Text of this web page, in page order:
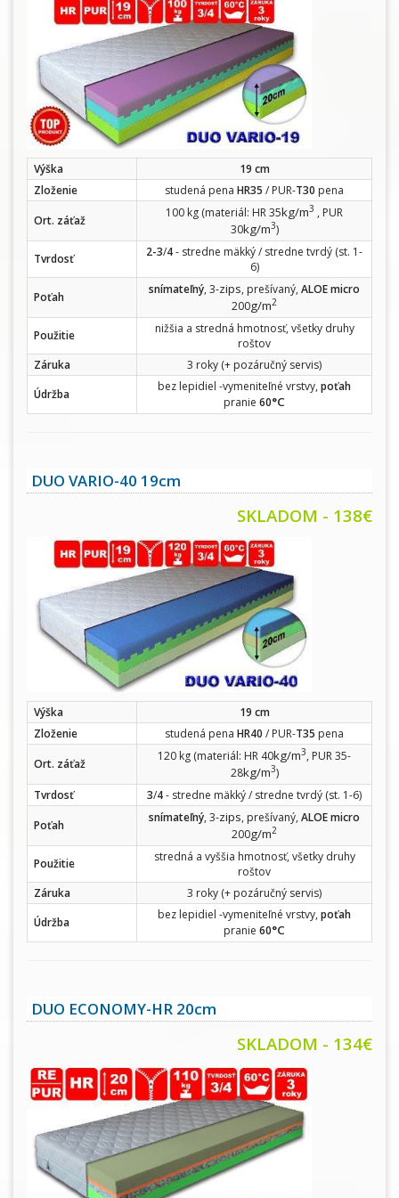
Výška
19 cm
Zloženie
studená pena HR35 / PUR-T30 pena
Ort. záťaž
100 kg (materiál: HR 35kg/m3 , PUR
30kg/m3)
Tvrdosť
2-3/4- stredne mäkký / stredne tvrdý (st. 1-
6)
Poťah
snímateľný, 3-zips, prešívaný, ALOE micro
200g/m2
Použitie
nižšia a stredná hmotnosť, všetky druhy
roštov
Záruka
3 roky (+ pozáručný servis)
Údržba
bez lepidiel -vymeniteľné vrstvy, poťah
pranie 60°C
DUO VARIO-40 19cm
SKLADOM - 138€
Výška
19 cm
Zloženie
studená pena HR40 / PUR-T35 pena
Ort. záťaž
120 kg (materiál: HR 40kg/m3, PUR 35-
28kg/m3)
Tvrdosť
3/4- stredne mäkký / stredne tvrdý (st. 1-6)
Poťah
snímateľný, 3-zips, prešívaný, ALOE micro
200g/m2
Použitie
stredná a vyššia hmotnosť, všetky druhy
roštov
Záruka
3 roky (+ pozáručný servis)
Údržba
bez lepidiel -vymeniteľné vrstvy, poťah
pranie 60°C
DUO ECONOMY-HR 20cm
SKLADOM - 134€